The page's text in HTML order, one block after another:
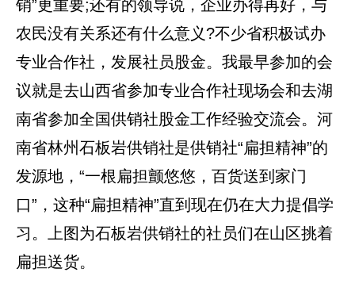
销”更重要;还有的领导说，企业办得再好，与
农民没有关系还有什么意义?不少省积极试办
专业合作社，发展社员股金。我最早参加的会
议就是去山西省参加专业合作社现场会和去湖
南省参加全国供销社股金工作经验交流会。河
南省林州石板岩供销社是供销社“扁担精神”的
发源地，“一根扁担颤悠悠，百货送到家门
口”，这种“扁担精神”直到现在仍在大力提倡学
习。上图为石板岩供销社的社员们在山区挑着
扁担送货。